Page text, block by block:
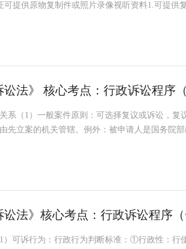
提供原物复制件或照片录像视听资料1.可提供
法》 核心考点：行政诉讼程序（
系（1）一般案件原则：可选择复议或诉讼，复
先立案的机关管辖。例外：被申请人是国务院
法》核心考点：行政诉讼程序（
）可诉行为：行政行为判断标准：①行政性：行